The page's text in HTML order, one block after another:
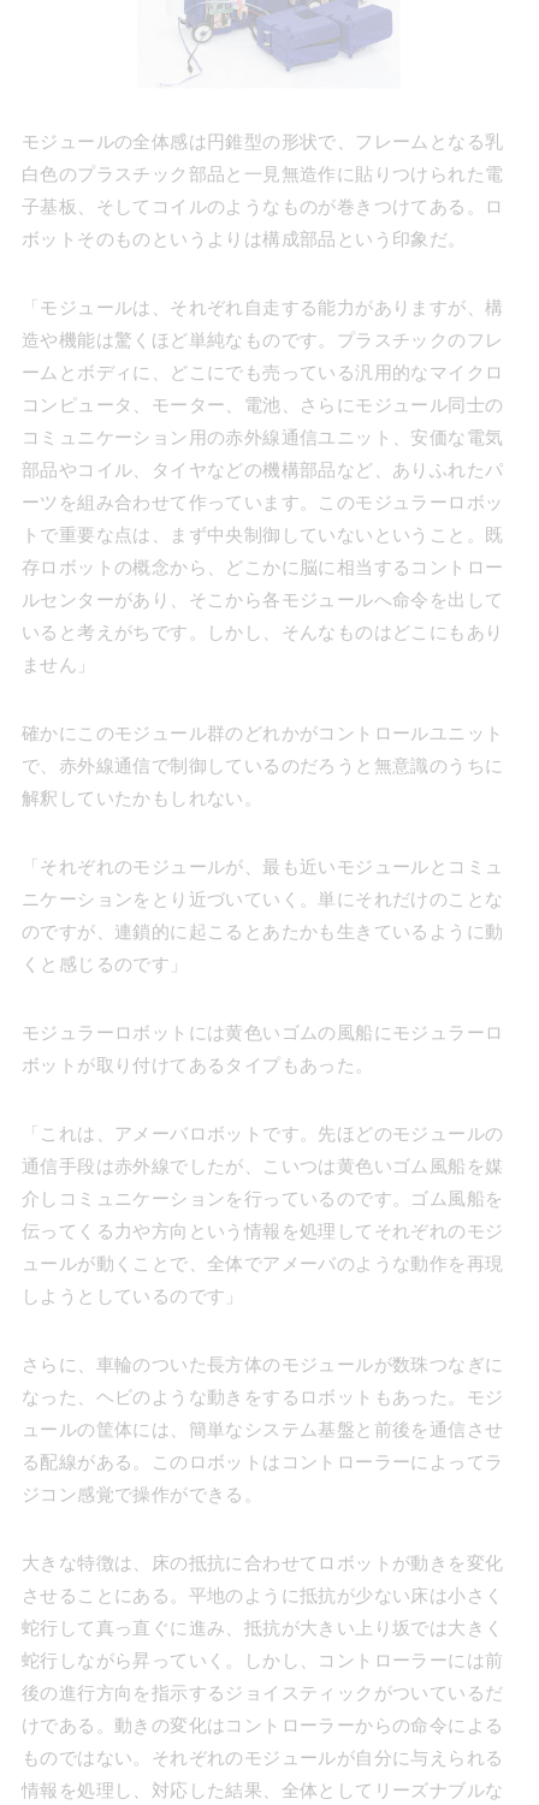
モジュールの全体感は円錐型の形状で、フレームとなる乳
白色のプラスチック部品と一見無造作に貼りつけられた電
子基板、そしてコイルのようなものが巻きつけてある。ロ
ボットそのものというよりは構成部品という印象だ。
「モジュールは、それぞれ自走する能力がありますが、構
造や機能は驚くほど単純なものです。プラスチックのフレ
ームとボディに、どこにでも売っている汎用的なマイクロ
コンピュータ、モーター、電池、さらにモジュール同士の
コミュニケーション用の赤外線通信ユニット、安価な電気
部品やコイル、タイヤなどの機構部品など、ありふれたパ
ーツを組み合わせて作っています。このモジュラーロボッ
トで重要な点は、まず中央制御していないということ。既
存ロボットの概念から、どこかに脳に相当するコントロー
ルセンターがあり、そこから各モジュールへ命令を出して
いると考えがちです。しかし、そんなものはどこにもあり
ません」
確かにこのモジュール群のどれかがコントロールユニット
で、赤外線通信で制御しているのだろうと無意識のうちに
解釈していたかもしれない。
「それぞれのモジュールが、最も近いモジュールとコミュ
ニケーションをとり近づいていく。単にそれだけのことな
のですが、連鎖的に起こるとあたかも生きているように動
くと感じるのです」
モジュラーロボットには黄色いゴムの風船にモジュラーロ
ボットが取り付けてあるタイプもあった。
「これは、アメーバロボットです。先ほどのモジュールの
通信手段は赤外線でしたが、こいつは黄色いゴム風船を媒
介しコミュニケーションを行っているのです。ゴム風船を
伝ってくる力や方向という情報を処理してそれぞれのモジ
ュールが動くことで、全体でアメーバのような動作を再現
しようとしているのです」
さらに、車輪のついた長方体のモジュールが数珠つなぎに
なった、ヘビのような動きをするロボットもあった。モジ
ュールの筐体には、簡単なシステム基盤と前後を通信させ
る配線がある。このロボットはコントローラーによってラ
ジコン感覚で操作ができる。
大きな特徴は、床の抵抗に合わせてロボットが動きを変化
させることにある。平地のように抵抗が少ない床は小さく
蛇行して真っ直ぐに進み、抵抗が大きい上り坂では大きく
蛇行しながら昇っていく。しかし、コントローラーには前
後の進行方向を指示するジョイスティックがついているだ
けである。動きの変化はコントローラーからの命令による
ものではない。それぞれのモジュールが自分に与えられる
情報を処理し、対応した結果、全体としてリーズナブルな